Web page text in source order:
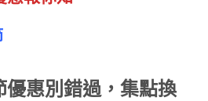
優惠別錯過，集點換